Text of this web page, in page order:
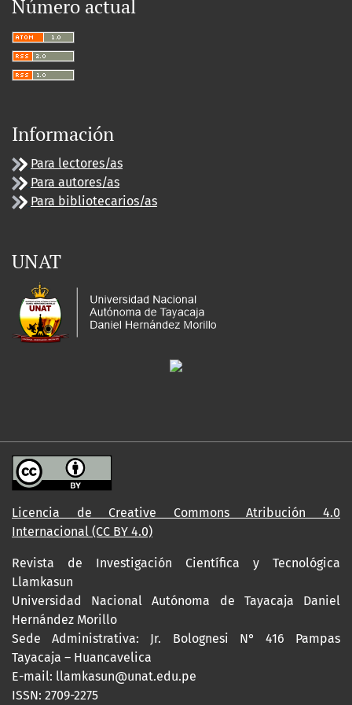
Número actual
Información
Para lectores/as
Para autores/as
Para bibliotecarios/as
UNAT
Licencia de Creative Commons Atribución 4.0
Internacional (CC BY 4.0)
Revista de Investigación Científica y Tecnológica
Llamkasun
Universidad Nacional Autónoma de Tayacaja Daniel
Hernández Morillo
Sede Administrativa: Jr. Bolognesi N° 416 Pampas
Tayacaja – Huancavelica
E-mail: llamkasun@unat.edu.pe
ISSN: 2709-2275